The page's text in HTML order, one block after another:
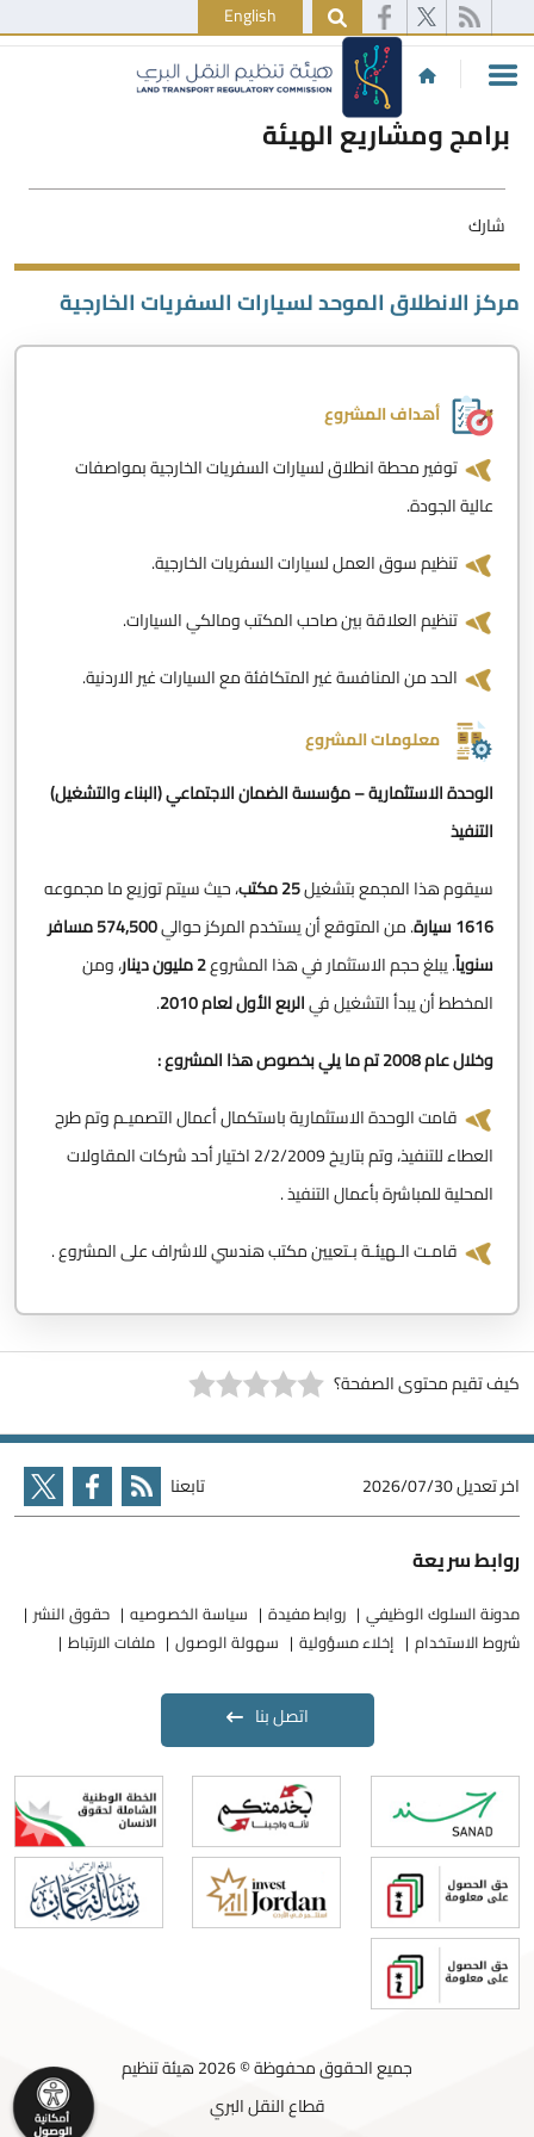
English
برامج ومشاريع الهيئة
شارك
مركز الانطلاق الموحد لسيارات السفريات الخارجية
أهداف المشروع
توفير محطة انطلاق لسيارات السفريات الخارجية بمواصفات
عالية الجودة.
تنظيم سوق العمل لسيارات السفريات الخارجية.
تنظيم العلاقة بين صاحب المكتب ومالكي السيارات.
الحد من المنافسة غير المتكافئة مع السيارات غير الاردنية.
معلومات المشروع
الوحدة الاستثمارية – مؤسسة الضمان الاجتماعي (البناء والتشغيل)
التنفيذ
سيقوم هذا المجمع بتشغيل25 مكتب
، حيث سيتم توزيع ما مجموعه
1616 سيارة
. من المتوقع أن يستخدم المركز حوالي
574,500 مسافر
سنوياً. يبلغ حجم الاستثمار في هذا المشروع2 مليون دينار
، ومن
المخطط أن يبدأ التشغيل فيالربع الأول لعام 2010
.
وخلال عام 2008 تم ما يلي بخصوص هذا المشروع :
قامت الوحدة الاستثمارية باستكمال أعمال التصميـم وتم طرح
العطاء للتنفيذ، وتم بتاريخ 2/2/2009 اختيار أحد شركات المقاولات
المحلية للمباشرة بأعمال التنفيذ .
قامـت الـهيئـة بـتعيين مكتب هندسي للاشراف على المشروع .
كيف تقيم محتوى الصفحة؟
اخر تعديل2026/07/30 تابعنا
روابط سريعة
مدونة السلوك الوظيفي روابط مفيدة سياسة الخصوصيه
حقوق النشر
شروط الاستخدام
إخلاء مسؤولية سهولة الوصول ملفات الارتباط
اتصل بنا
جميع الحقوق محفوظة © 2026 هيئة تنظيم
قطاع النقل البري